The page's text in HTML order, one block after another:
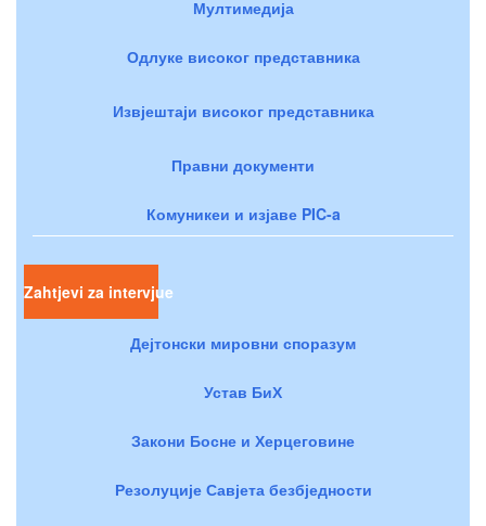
Мултимедија
Одлуке високог представника
Извјештаји високог представника
Правни документи
Комуникеи и изјаве PIC-a
Zahtjevi za intervjue
Дејтонски мировни споразум
Устав БиХ
Закони Босне и Херцеговине
Резолуције Савјета безбједности